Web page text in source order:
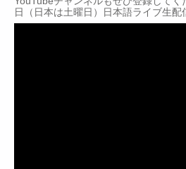
Contact
日（日本は土曜日）日本語ライブ生配